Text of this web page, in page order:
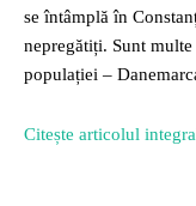
se întâmplă în
nepregătiți. Sunt
populației –
Citește articolul